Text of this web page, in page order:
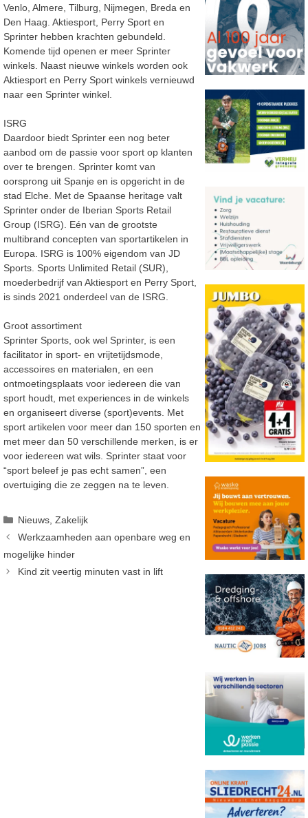
Venlo, Almere, Tilburg, Nijmegen, Breda en
Den Haag. Aktiesport, Perry Sport en
Sprinter hebben krachten gebundeld.
Komende tijd openen er meer Sprinter
winkels. Naast nieuwe winkels worden ook
Aktiesport en Perry Sport winkels vernieuwd
naar een Sprinter winkel.
ISRG
Daardoor biedt Sprinter een nog beter
aanbod om de passie voor sport op klanten
over te brengen. Sprinter komt van
oorsprong uit Spanje en is opgericht in de
stad Elche. Met de Spaanse heritage valt
Sprinter onder de Iberian Sports Retail
Group (ISRG). Eén van de grootste
multibrand concepten van sportartikelen in
Europa. ISRG is 100% eigendom van JD
Sports. Sports Unlimited Retail (SUR),
moederbedrijf van Aktiesport en Perry Sport,
is sinds 2021 onderdeel van de ISRG.
Groot assortiment
Sprinter Sports, ook wel Sprinter, is een
facilitator in sport- en vrijtetijdsmode,
accessoires en materialen, en een
ontmoetingsplaats voor iedereen die van
sport houdt, met experiences in de winkels
en organiseert diverse (sport)events. Met
sport artikelen voor meer dan 150 sporten en
met meer dan 50 verschillende merken, is er
voor iedereen wat wils. Sprinter staat voor
“sport beleef je pas echt samen”, een
overtuiging die ze zeggen na te leven.
Categorieën
Nieuws,Zakelijk
Werkzaamheden aan openbare weg en
mogelijke hinder
Kind zit veertig minuten vast in lift